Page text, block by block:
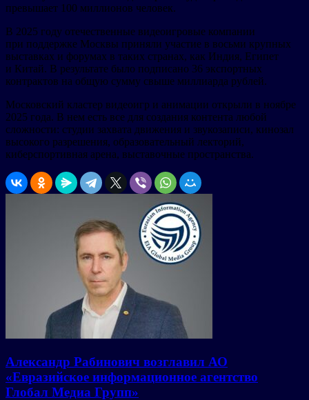
превышает 100 миллионов человек.
В 2025 году отечественные видеоигровые компании
при поддержке Москвы приняли участие в восьми крупных
выставках и форумах в таких странах, как Индия, Египет
и Китай. В результате было подписано 36 экспортных
контрактов на общую сумму свыше миллиарда рублей.
Московский кластер видеоигр и анимации открыли в ноябре
2025 года. В нем есть все для создания контента любой
сложности: студии захвата движения и звукозаписи, кинозал
высокого разрешения, образовательный лекторий,
киберспортивная арена, выставочные пространства.
Александр Рабинович возглавил АО
«Евразийское информационное агентство
Глобал Медиа Групп»